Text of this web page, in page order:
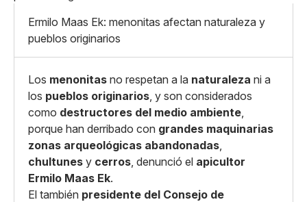
Facebook
X
Whatsapp
Copiar enlace
Grande
Ermilo Maas Ek: menonitas afectan naturaleza y
pueblos originarios
Los menonitas no respetan a la naturaleza ni a
los pueblos originarios, y son considerados
como destructores del medio ambiente,
porque han derribado con grandes maquinarias
zonas arqueológicas abandonadas,
chultunes y cerros, denunció el apicultor
Ermilo Maas Ek.
El también presidente del Consejo de